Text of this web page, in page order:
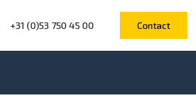
+31 (0)53 750 45 00 Contact